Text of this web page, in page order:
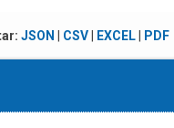
JSON CSV| EXCEL| PDF